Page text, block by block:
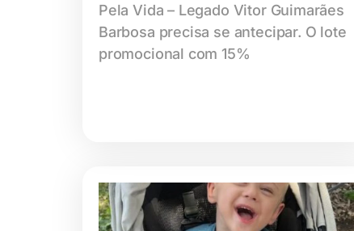
Pela Vida – Legado Vitor Guimarães
Barbosa precisa se antecipar. O lote
promocional com 15%